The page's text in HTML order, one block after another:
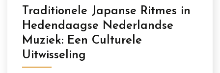
Traditionele Japanse Ritmes in
Hedendaagse Nederlandse
Muziek: Een Culturele
Uitwisseling